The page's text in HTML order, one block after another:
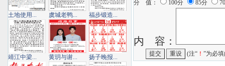
分 值：
100分 85分
内 容：
(注“ ！ ”为必
土地使用... 虞城老鸭... 福步锻造...
靖江中梁... 黄玥与谢... 扬子晚报...